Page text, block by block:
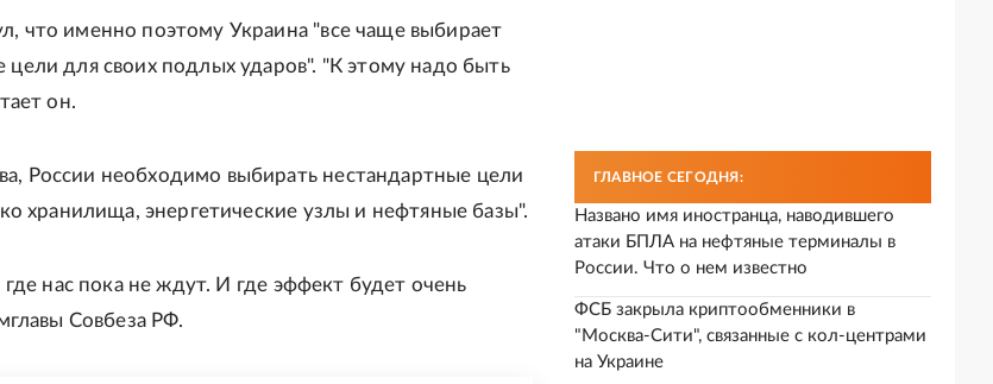
что именно поэтому Украина "все чаще выбирает
цели для своих подлых ударов". "К этому надо быть
он.
России необходимо выбирать нестандартные цели
хранилища, энергетические узлы и нефтяные базы".
где нас пока не ждут. И где эффект будет очень
Совбеза РФ.
ГЛАВНОЕ СЕГОДНЯ:
Названо имя иностранца, наводившего
атаки БПЛА на нефтяные терминалы в
России. Что о нем известно
ФСБ закрыла криптообменники в
"Москва-Сити", связанные с кол-центрами
на Украине